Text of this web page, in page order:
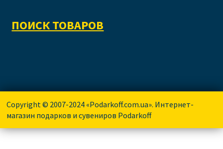
ПОИСК ТОВАРОВ
Copyright © 2007-2024 «Podarkoff.com.ua». Интернет-
магазин подарков и сувениров Podarkoff